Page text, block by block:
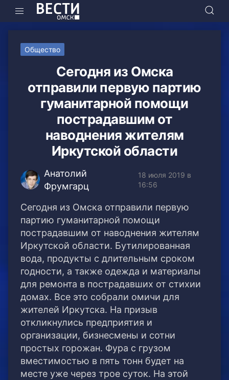
Общество
Сегодня из Омска
отправили первую партию
гуманитарной помощи
пострадавшим от
наводнения жителям
Иркутской области
Анатолий
Фрумгарц
18 июля 2019 в
16:56
Сегодня из Омска отправили первую
партию гуманитарной помощи
пострадавшим от наводнения жителям
Иркутской области. Бутилированная
вода, продукты с длительным сроком
годности, а также одежда и материалы
для ремонта в пострадавших от стихии
домах. Все это собрали омичи для
жителей Иркутска. На призыв
откликнулись предприятия и
организации, бизнесмены и сотни
простых горожан. Фура с грузом
вместимостью в пять тонн будет на
месте уже через трое суток. На этой